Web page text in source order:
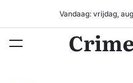
inhoud
Vandaag: vrijdag,